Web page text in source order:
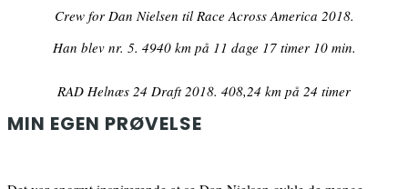
Crew for Dan Nielsen til Race Across America 2018.
Han blev nr. 5. 4940 km på 11 dage 17 timer 10 min.
RAD Helnæs 24 Draft 2018. 408,24 km på 24 timer
MIN EGEN PRØVELSE